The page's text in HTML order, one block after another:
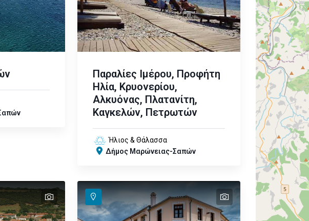
Παραλίες Ιμέρου, Προφήτη
Ηλία, Κρυονερίου,
Αλκυόνας, Πλατανίτη,
Καγκελών, Πετρωτών
Ήλιος & Θάλασσα
Δήμος Μαρώνειας-Σαπών
text
text text
text